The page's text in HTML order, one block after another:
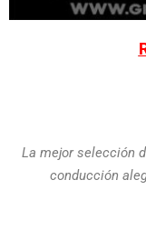
La mejor selección
conducción